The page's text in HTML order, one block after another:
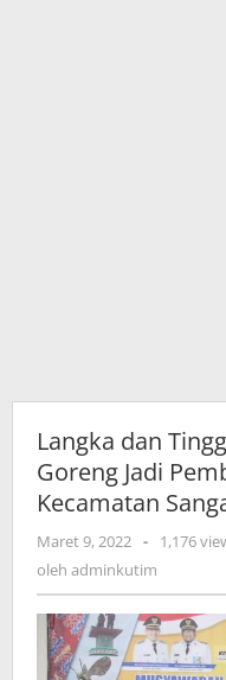
Langka dan
Goreng Jadi
Kecamatan
Maret 9, 2022 oleh
adminkutim
-
1,176
oleh adminkutim